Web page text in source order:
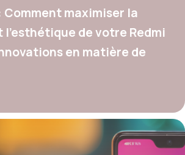
Comment maximiser la
de votre Redmi
en matière de